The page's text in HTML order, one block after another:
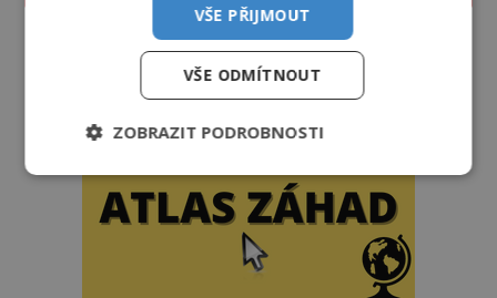
VŠE PŘIJMOUT
VŠE ODMÍTNOUT
ZOBRAZIT PODROBNOSTI